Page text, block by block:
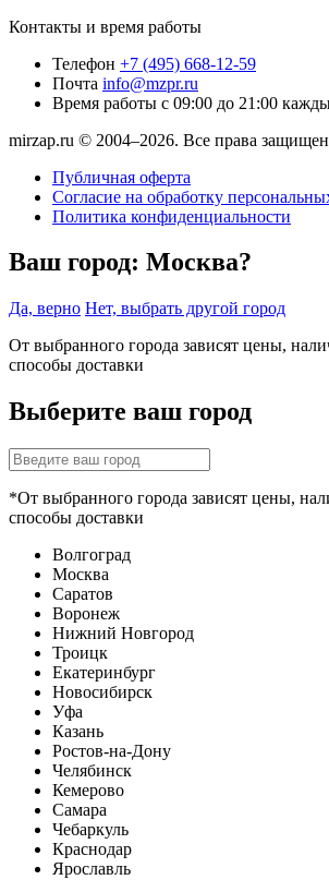
Контакты и время работы
Телефон +7 (495) 668-12-59
Почта info@mzpr.ru
Время работы с 09:00 до 21:00
mirzap.ru © 2004–2026. Все права
Публичная оферта
Согласие на обработку
Политика конфиденциальности
Ваш город: Москва?
Да, верно Нет, выбрать другой город
От выбранного города зависят цены,
способы доставки
Выберите ваш город
*От выбранного города зависят цены,
способы доставки
Волгоград
Москва
Саратов
Воронеж
Нижний Новгород
Троицк
Екатеринбург
Новосибирск
Уфа
Казань
Ростов-на-Дону
Челябинск
Кемерово
Самара
Чебаркуль
Краснодар
Ярославль